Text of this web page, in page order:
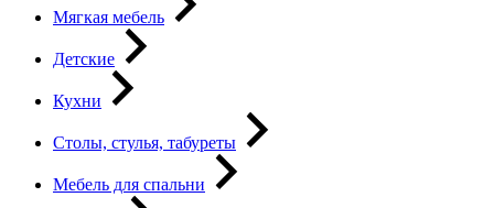
Мягкая мебель
Детские
Кухни
Столы, стулья, табуреты
Мебель для спальни